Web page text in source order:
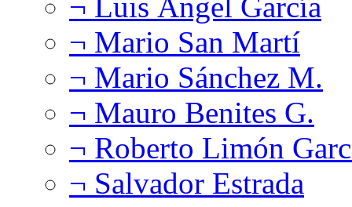
¬ Mario San Martí
¬ Mario Sánchez M.
¬ Mauro Benites G.
¬ Roberto Limón
¬ Salvador Estrada